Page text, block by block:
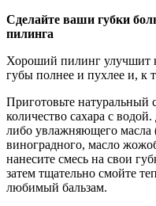
Сделайте ваши губки
пилинга
Хороший пилинг улучшит
губы полнее и пухлее и, к
Приготовьте натуральный
количество сахара с
либо увлажняющего масла
виноградного, масло
нанесите смесь на свои
затем тщательно смойте
любимый бальзам.